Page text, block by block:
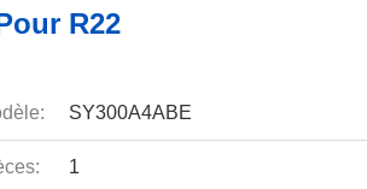
R22
SY300A4ABE
1